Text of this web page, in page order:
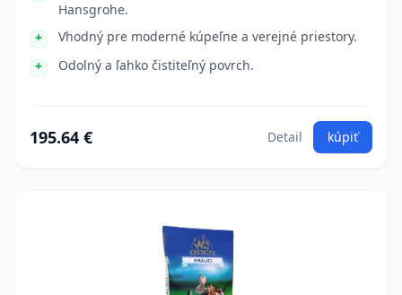
Hansgrohe.
Vhodný pre moderné kúpeľne a verejné priestory.
Odolný a ľahko čistiteľný povrch.
195.64 € Detail kúpiť